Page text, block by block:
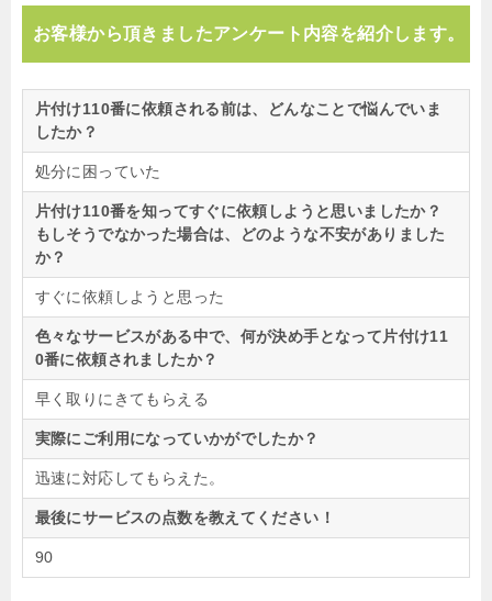
お客様から頂きましたアンケート内容を紹介します。
片付け110番に依頼される前は、どんなことで悩んでいま
したか？
処分に困っていた
片付け110番を知ってすぐに依頼しようと思いましたか？
もしそうでなかった場合は、どのような不安がありました
か？
すぐに依頼しようと思った
色々なサービスがある中で、何が決め手となって片付け11
0番に依頼されましたか？
早く取りにきてもらえる
実際にご利用になっていかがでしたか？
迅速に対応してもらえた。
最後にサービスの点数を教えてください！
90